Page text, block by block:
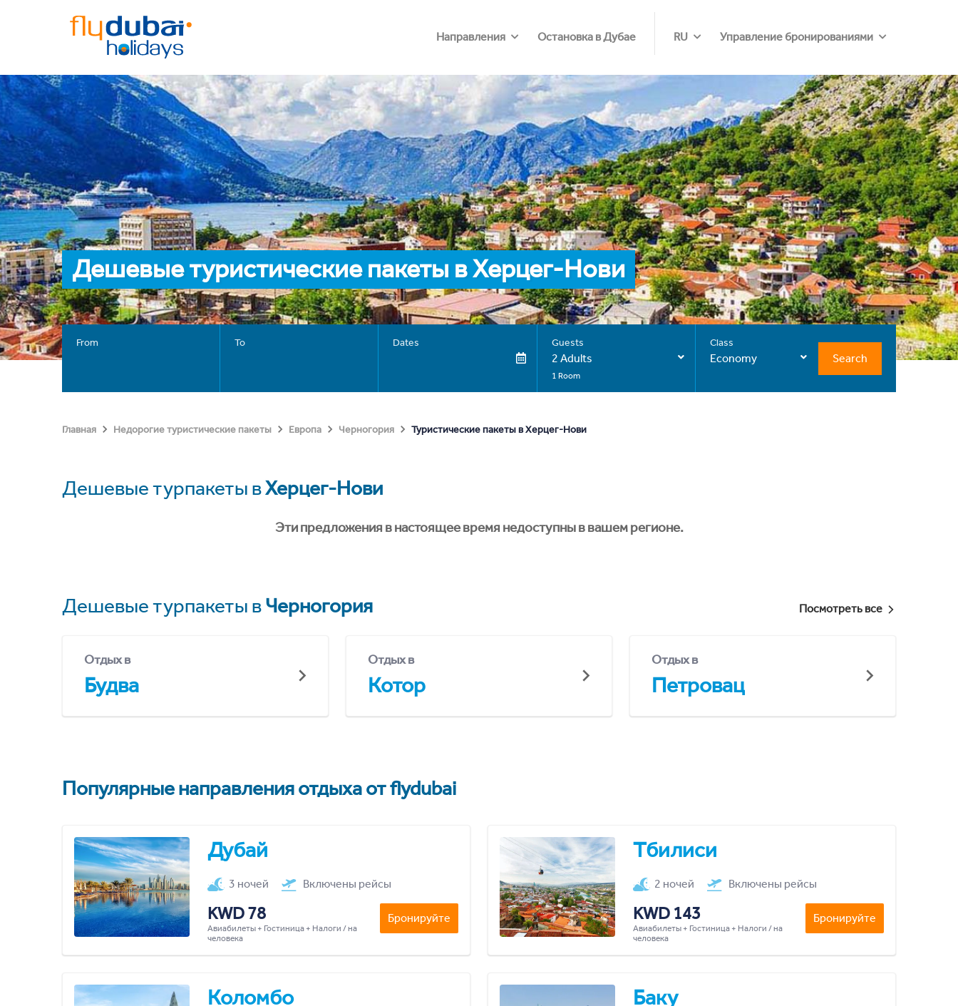
Направления Остановка в Дубае RU Управление бронированиями
Дешевые туристические пакеты в Херцег-Нови
From To Dates Guests
2 Adults
1 Room
Class
Economy Search
Главная Недорогие туристические пакеты Европа Черногория Туристические пакеты в Херцег-Нови
Дешевые турпакеты вХерцег-Нови
Эти предложения в настоящее время недоступны в вашем регионе.
Дешевые турпакеты вЧерногория Посмотреть все
Отдых в
Будва
Отдых в
Котор
Отдых в
Петровац
Популярные направления отдыха от flydubai
Дубай
3 ночей Включены рейсы
KWD 78
Авиабилеты + Гостиница + Налоги / на
человека
Бронируйте
Тбилиси
2 ночей Включены рейсы
KWD 143
Авиабилеты + Гостиница + Налоги / на
человека
Бронируйте
Коломбо Баку